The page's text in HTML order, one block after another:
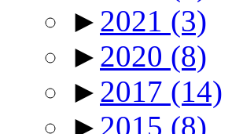
► 2021 (3)
► 2020 (8)
► 2017 (14)
► 2015 (8)